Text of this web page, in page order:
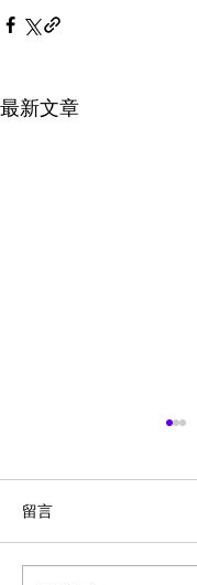
最新文章
留言